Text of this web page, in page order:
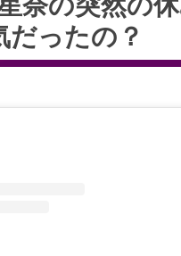
だったの？